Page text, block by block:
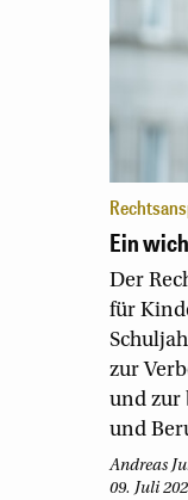
Ein
Der
für
zur
und zur
und
Andreas
09. Juli